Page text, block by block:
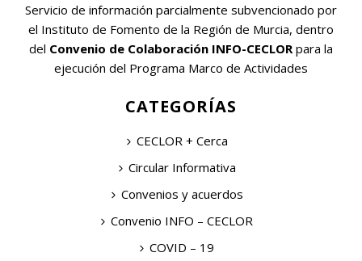
Servicio de información parcialmente subvencionado por
el Instituto de Fomento de la Región de Murcia, dentro
del Convenio de Colaboración INFO-CECLOR para la
ejecución del Programa Marco de Actividades
CATEGORÍAS
CECLOR + Cerca
Circular Informativa
Convenios y acuerdos
Convenio INFO – CECLOR
COVID – 19